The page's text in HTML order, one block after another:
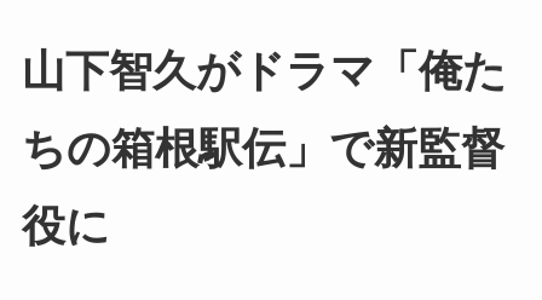
山下智久がドラマ「俺た
ちの箱根駅伝」で新監督
役に